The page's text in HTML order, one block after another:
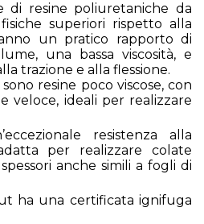
di resine poliuretaniche da
superiori rispetto alla
un pratico rapporto di
una bassa viscosità, e
trazione e alla flessione.
sono resine poco viscose, con
veloce, ideali per realizzare
resistenza alla
per realizzare colate
anche simili a fogli di
ha una certificata ignifuga